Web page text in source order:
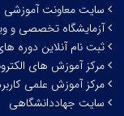
سایت معاونت آموزشی
آزمایشگاه تخصصی و
ثبت نام آنلاین دوره
مرکز آموزش های
مرکز آموزش علمی
سایت جهاددانشگاهی